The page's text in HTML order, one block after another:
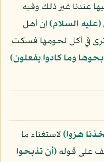
عندنا غير ذلك وفيه
(عليه السلام)إن أهل
ترى في أكل لحومها فسكت
وما كادوا يفعلون﴾
هزوا﴾لاستغناء ما
على قوله﴿أن تذبحوا